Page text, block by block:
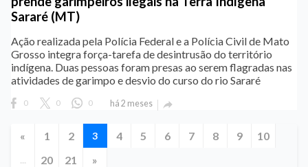
Sararé (MT)
Ação realizada pela Polícia Federal e a Polícia Civil de Mato
Grosso integra força-tarefa de desintrusão do território
indígena. Duas pessoas foram presas ao serem flagradas nas
atividades de garimpo e desvio do curso do rio Sararé
0 0 0 há 2 meses 
« 1 2 3 4 5 6 7 8 9 10
... 20 21 »